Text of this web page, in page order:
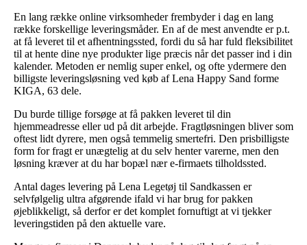
En lang række online virksomheder frembyder i dag en lang
række forskellige leveringsmåder. En af de mest anvendte er p.t.
at få leveret til et afhentningssted, fordi du så har fuld fleksibilitet
til at hente dine nye produkter lige præcis når det passer ind i din
kalender. Metoden er nemlig super enkel, og ofte ydermere den
billigste leveringsløsning ved køb af Lena Happy Sand forme
KIGA, 63 dele.
Du burde tillige forsøge at få pakken leveret til din
hjemmeadresse eller ud på dit arbejde. Fragtløsningen bliver som
oftest lidt dyrere, men også temmelig smertefri. Den prisbilligste
form for fragt er unægtelig at du selv henter varerne, men den
løsning kræver at du har bopæl nær e-firmaets tilholdssted.
Antal dages levering på Lena Legetøj til Sandkassen er
selvfølgelig ultra afgørende ifald vi har brug for pakken
øjeblikkeligt, så derfor er det komplet fornuftigt at vi tjekker
leveringstiden på den aktuelle vare.